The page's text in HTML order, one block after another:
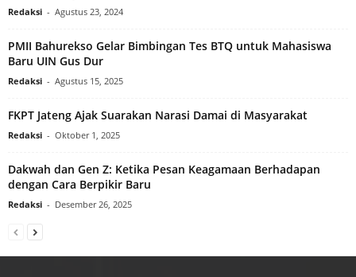
Redaksi - Agustus 23, 2024
PMII Bahurekso Gelar Bimbingan Tes BTQ untuk Mahasiswa
Baru UIN Gus Dur
Redaksi - Agustus 15, 2025
FKPT Jateng Ajak Suarakan Narasi Damai di Masyarakat
Redaksi - Oktober 1, 2025
Dakwah dan Gen Z: Ketika Pesan Keagamaan Berhadapan
dengan Cara Berpikir Baru
Redaksi - Desember 26, 2025